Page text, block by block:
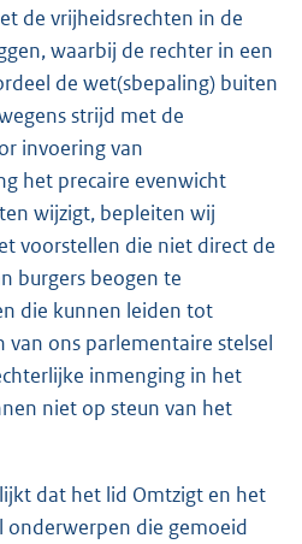
de vrijheidsrechten in de
waarbij de rechter in een
de wet(sbepaling) buiten
strijd met de
invoering van
het precaire evenwicht
wijzigt, bepleiten wij
voorstellen die niet direct de
burgers beogen te
die kunnen leiden tot
van ons parlementaire stelsel
inmenging in het
niet op steun van het
dat het lid Omtzigt en het
onderwerpen die gemoeid